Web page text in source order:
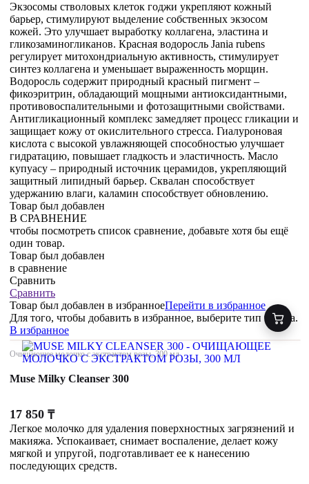
Экзосомы стволовых клеток годжи укрепляют кожный
барьер, стимулируют выделение собственных экзосом
кожей. Это улучшает выработку коллагена, эластина и
гликозаминогликанов. Красная водоросль Jania rubens
регулирует митохондриальную активность, стимулирует
синтез коллагена и уменьшает выраженность морщин.
Водоросль содержит природный красный пигмент –
фикоэритрин, обладающий мощными антиоксидантными,
противовоспалительными и фотозащитными свойствами.
Антигликационный комплекс замедляет процесс гликации и
защищает кожу от окислительного стресса. Гиалуроновая
кислота с высокой увлажняющей способностью улучшает
гидратацию, повышает гладкость и эластичность. Масло
купуасу – природный источник церамидов, укрепляющий
защитный липидный барьер. Сквалан способствует
удержанию влаги, каламин способствует обновлению.
Товар был добавлен
В СРАВНЕНИЕ
чтобы посмотреть список сравнение, добавьте хотя бы ещё
один товар.
Товар был добавлен
в сравнение
Сравнить
Сравнить
Товар был добавлен в избранноеПерейти в избранное
Для того, чтобы добавить в избранное, выберите тип товара.
В избранное
Очищающее молочко с экстрактом розы, 300 мл
Muse Milky Cleanser 300
17 850 ₸
Легкое молочко для удаления поверхностных загрязнений и
макияжа. Успокаивает, снимает воспаление, делает кожу
мягкой и упругой, подготавливает ее к нанесению
последующих средств.